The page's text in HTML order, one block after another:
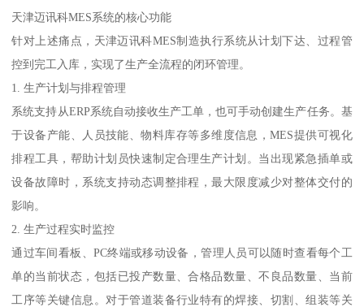
天津迈讯科MES系统的核心功能
针对上述痛点，天津迈讯科MES制造执行系统从计划下达、过程管
控到完工入库，实现了生产全流程的闭环管理。
1. 生产计划与排程管理
系统支持从ERP系统自动接收生产工单，也可手动创建生产任务。基
于设备产能、人员技能、物料库存等多维度信息，MES提供可视化
排程工具，帮助计划员快速制定合理生产计划。当出现紧急插单或
设备故障时，系统支持动态调整排程，最大限度减少对整体交付的
影响。
2. 生产过程实时监控
通过车间看板、PC终端或移动设备，管理人员可以随时查看每个工
单的当前状态，包括已投产数量、合格品数量、不良品数量、当前
工序等关键信息。对于管道装备行业特有的焊接、切割、组装等关